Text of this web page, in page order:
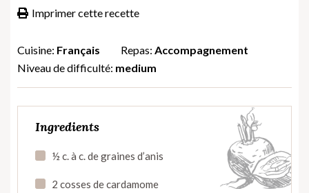
Imprimer cette recette
Cuisine: Français Repas: Accompagnement
Niveau de difficulté: medium
Ingredients
½ c. à c. de graines d’anis
2 cosses de cardamome